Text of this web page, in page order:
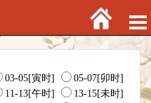
03-05[寅时]
05-07[卯时]
11-13[午时]
13-15[未时]